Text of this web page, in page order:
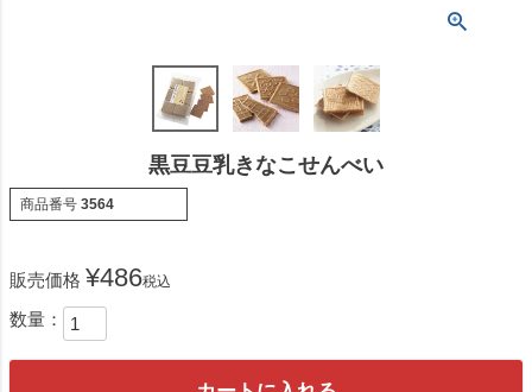
黒豆豆乳きなこせんべい
商品番号 3564
販売価格 ¥486税込